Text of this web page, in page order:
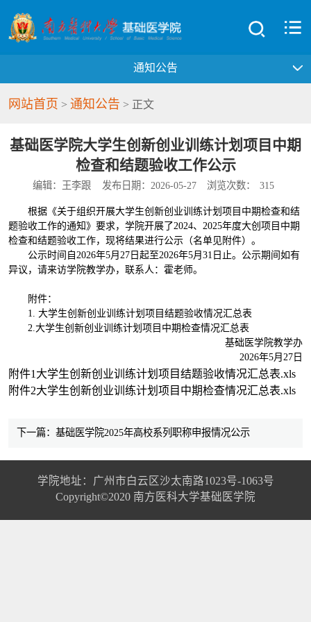
通知公告
网站首页 > 通知公告 > 正文
基础医学院大学生创新创业训练计划项目中期
检查和结题验收工作公示
编辑：王李跟 发布日期：2026-05-27 浏览次数： 315
根据《关于组织开展大学生创新创业训练计划项目中期检查和结
题验收工作的通知》要求，学院开展了2024、2025年度大创项目中期
检查和结题验收工作，现将结果进行公示（名单见附件）。
公示时间自2026年5月27日起至2026年5月31日止。公示期间如有
异议，请来访学院教学办，联系人：霍老师。
附件：
1. 大学生创新创业训练计划项目结题验收情况汇总表
2.大学生创新创业训练计划项目中期检查情况汇总表
基础医学院教学办
2026年5月27日
附件1大学生创新创业训练计划项目结题验收情况汇总表.xls
附件2大学生创新创业训练计划项目中期检查情况汇总表.xls
下一篇：基础医学院2025年高校系列职称申报情况公示
学院地址：广州市白云区沙太南路1023号-1063号
Copyright©2020 南方医科大学基础医学院